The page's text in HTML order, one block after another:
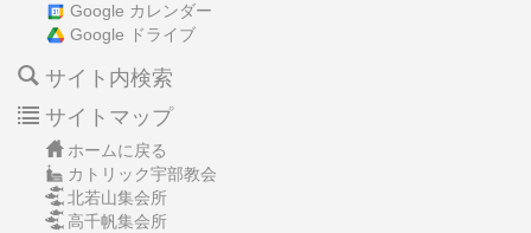
Google カレンダー
Google ドライブ
サイト内検索
サイトマップ
ホームに戻る
カトリック宇部教会
北若山集会所
高千帆集会所